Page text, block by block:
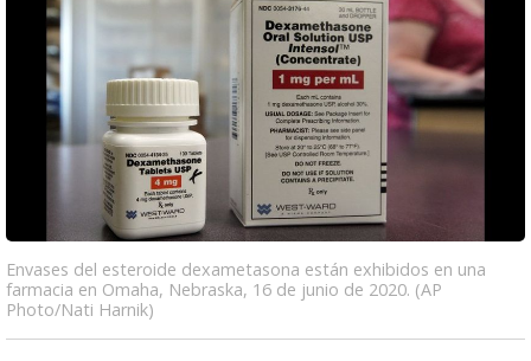
Envases del esteroide dexametasona están exhibidos en una
farmacia en Omaha, Nebraska, 16 de junio de 2020. (AP
Photo/Nati Harnik)